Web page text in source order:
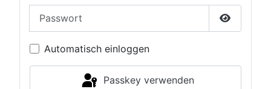
Passwort
Automatisch einloggen
Passkey verwenden